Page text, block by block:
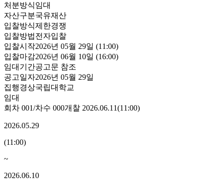
처분방식임대
자산구분국유재산
입찰방식제한경쟁
입찰방법전자입찰
입찰시작2026년 05월 29일 (11:00)
입찰마감2026년 06월 10일 (16:00)
임대기간공고문 참조
공고일자2026년 05월 29일
집행경상국립대학교
임대
회차 001/차수 000개찰 2026.06.11(11:00)
2026.05.29
(11:00)
~
2026.06.10